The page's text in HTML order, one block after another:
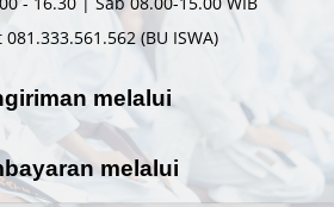
(BU ISWA)
melalui
melalui